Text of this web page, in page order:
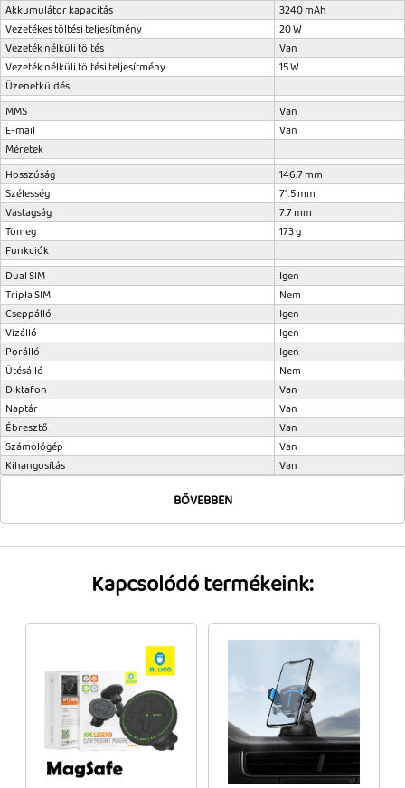
Akkumulátor kapacitás
3240 mAh
Vezetékes töltési teljesítmény
20 W
Vezeték nélküli töltés
Van
Vezeték nélküli töltési teljesítmény
15 W
Üzenetküldés
MMS
Van
E-mail
Van
Méretek
Hosszúság
146.7 mm
Szélesség
71.5 mm
Vastagság
7.7 mm
Tömeg
173 g
Funkciók
Dual SIM
Igen
Tripla SIM
Nem
Cseppálló
Igen
Vízálló
Igen
Porálló
Igen
Ütésálló
Nem
Diktafon
Van
Naptár
Van
Ébresztő
Van
Számológép
Van
Kihangosítás
Van
BŐVEBBEN
Kapcsolódó termékeink: